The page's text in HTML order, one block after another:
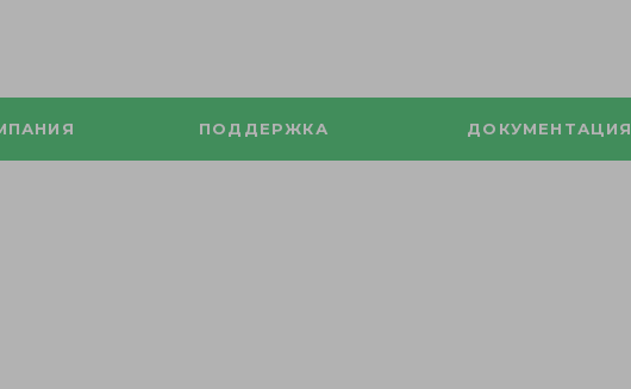
ПОДДЕРЖКА ДОКУМЕНТАЦИЯ